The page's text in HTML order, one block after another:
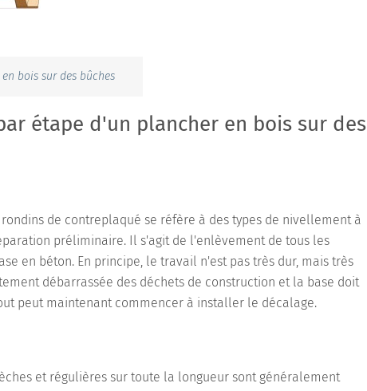
bois sur des bûches
étape d'un plancher en bois sur des
de contreplaqué se réfère à des types de nivellement à
préliminaire. Il s'agit de l'enlèvement de tous les
en béton. En principe, le travail n'est pas très dur, mais très
débarrassée des déchets de construction et la base doit
peut maintenant commencer à installer le décalage.
et régulières sur toute la longueur sont généralement